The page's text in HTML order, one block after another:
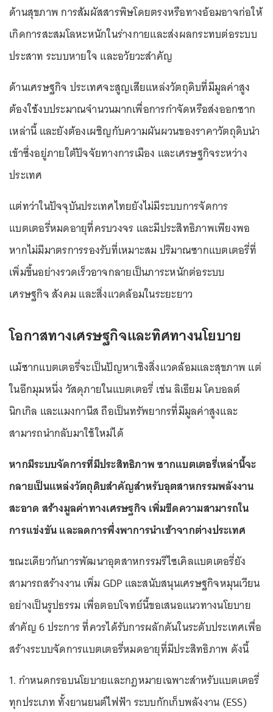
ด้านสุขภาพ การสัมผัสสารพิษโดยตรงหรือทางอ้อมอาจก่อให้
เกิดการสะสมโลหะหนักในร่างกายและส่งผลกระทบต่อระบบ
ประสาท ระบบหายใจ และอวัยวะสำคัญ
ด้านเศรษฐกิจ ประเทศจะสูญเสียแหล่งวัตถุดิบที่มีมูลค่าสูง
ต้องใช้งบประมาณจำนวนมากเพื่อการกำจัดหรือส่งออกซาก
เหล่านี้ และยังต้องเผชิญกับความผันผวนของราคาวัตถุดิบนำ
เข้าซึ่งอยู่ภายใต้ปัจจัยทางการเมือง และเศรษฐกิจระหว่าง
ประเทศ
แต่ทว่าในปัจจุบันประเทศไทยยังไม่มีระบบการจัดการ
แบตเตอรี่หมดอายุที่ครบวงจร และมีประสิทธิภาพเพียงพอ
หากไม่มีมาตรการรองรับที่เหมาะสม ปริมาณซากแบตเตอรี่ที่
เพิ่มขึ้นอย่างรวดเร็วอาจกลายเป็นภาระหนักต่อระบบ
เศรษฐกิจ สังคม และสิ่งแวดล้อมในระยะยาว
โอกาสทางเศรษฐกิจและทิศทางนโยบาย
แม้ซากแบตเตอรี่จะเป็นปัญหาเชิงสิ่งแวดล้อมและสุขภาพ แต่
ในอีกมุมหนึ่ง วัสดุภายในแบตเตอรี่ เช่น ลิเธียม โคบอลต์
นิกเกิล และแมงกานีส ถือเป็นทรัพยากรที่มีมูลค่าสูงและ
สามารถนำกลับมาใช้ใหม่ได้
หากมีระบบจัดการที่มีประสิทธิภาพ ซากแบตเตอรี่เหล่านี้จะ
กลายเป็นแหล่งวัตถุดิบสำคัญสำหรับอุตสาหกรรมพลังงาน
สะอาด สร้างมูลค่าทางเศรษฐกิจ เพิ่มขีดความสามารถใน
การแข่งขัน และลดการพึ่งพาการนำเข้าจากต่างประเทศ
ขณะเดียวกันการพัฒนาอุตสาหกรรมรีไซเคิลแบตเตอรี่ยัง
สามารถสร้างงาน เพิ่ม GDP และสนับสนุนเศรษฐกิจหมุนเวียน
อย่างเป็นรูปธรรม เพื่อตอบโจทย์นี้ขอเสนอแนวทางนโยบาย
สำคัญ 6 ประการ ที่ควรได้รับการผลักดันในระดับประเทศเพื่อ
สร้างระบบจัดการแบตเตอรี่หมดอายุที่มีประสิทธิภาพ ดังนี้
1. กำหนดกรอบนโยบายและกฎหมายเฉพาะสำหรับแบตเตอรี่
ทุกประเภท ทั้งยานยนต์ไฟฟ้า ระบบกักเก็บพลังงาน (ESS)